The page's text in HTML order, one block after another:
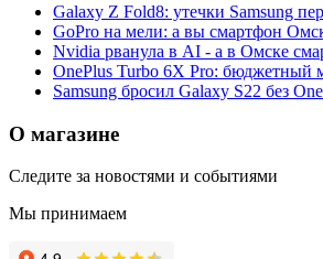
Galaxy Z Fold8: утечки Samsung
GoPro на мели: а вы смартфон Омск
Nvidia рванула в AI - а в Омске
OnePlus Turbo 6X Pro: бюджетный
Samsung бросил Galaxy S22 без
О магазине
Следите за новостями и событиями
Мы принимаем